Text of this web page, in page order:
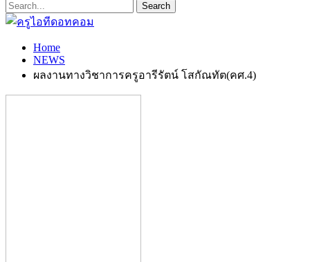
Home
NEWS
ผลงานทางวิชาการครูอารีรัตน์ โสกัณทัต(คศ.4)